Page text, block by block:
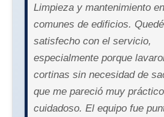
Limpieza y mantenimiento
comunes de edificios.
satisfecho con el servicio,
especialmente porque
cortinas sin necesidad de
que me pareció muy
cuidadoso. El equipo fue